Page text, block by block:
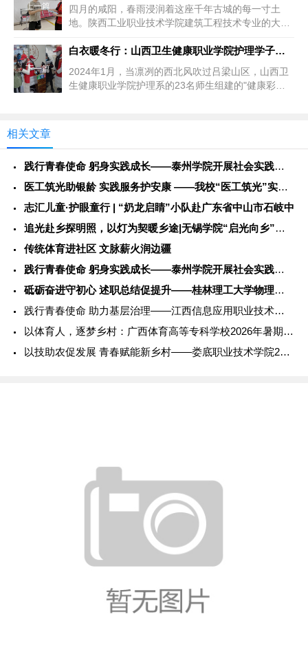
上一篇
四月的咸阳，春雨浸润着这座千年古城的每一寸土
地。陕西工业职业技术学院建筑工程技术专业的大三
下一篇
白衣暖冬行：山西卫生健康职业学院护理学子赴老区健康服务记
2024年1月，当凛冽的西北风吹过吕梁山区，山西卫
生健康职业学院护理系的23名师生组建的"健康彩
相关文章
践行青春使命 躬身实践成长——泰州学院开展社会实践服务活动
医工筑光助银龄 实践服务护安康 ——我校“医工筑光”实践团开
志汇儿童·护眼童行 | “奶龙启睛”小队赴广东省中山市石岐中
追光赴乡探明照，以灯为契暖乡途|无锡学院“启光向乡”社会实践
传统体育进社区 文脉薪火润边疆
践行青春使命 躬身实践成长——泰州学院开展社会实践服务活动
砥砺奋进守初心 述职总结促提升——桂林理工大学物理与电子信息
践行青春使命 助力基层治理——江西信息应用职业技术学院202
以体育人，逐梦乡村：广西体育高等专科学校2026年暑期社会实
以技助农促发展 青春赋能新乡村——娄底职业技术学院2026年